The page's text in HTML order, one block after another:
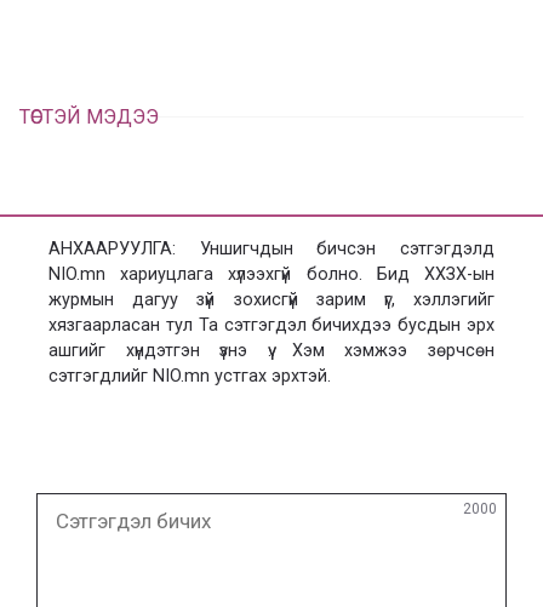
ТӨСТЭЙ МЭДЭЭ
АНХААРУУЛГА: Уншигчдын бичсэн сэтгэгдэлд
NIO.mn хариуцлага хүлээхгүй болно. Бид ХХЗХ-ын
журмын дагуу зүй зохисгүй зарим үг, хэллэгийг
хязгаарласан тул Та сэтгэгдэл бичихдээ бусдын эрх
ашгийг хүндэтгэн үзнэ үү. Хэм хэмжээ зөрчсөн
сэтгэгдлийг NIO.mn устгах эрхтэй.
бичих
2000